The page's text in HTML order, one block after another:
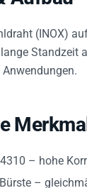
(INOX)
Standzeit
– hohe
–